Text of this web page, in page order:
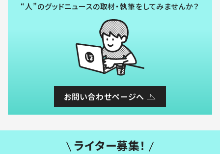
“人”のグッドニュースの取材・執筆をしてみませんか？
お問い合わせページへ
ライター募集！